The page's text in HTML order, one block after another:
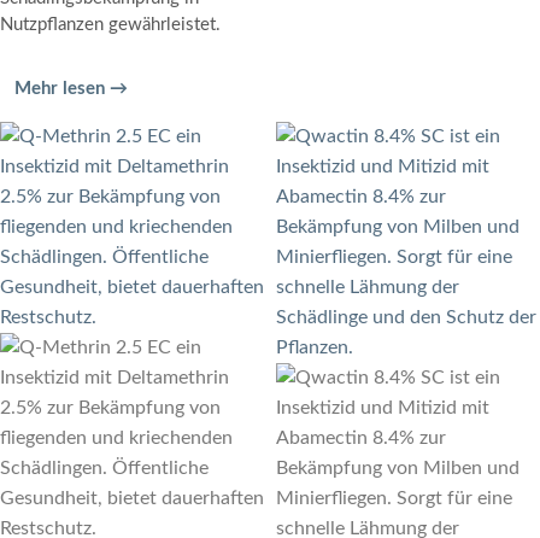
Nutzpflanzen gewährleistet.
Mehr lesen →